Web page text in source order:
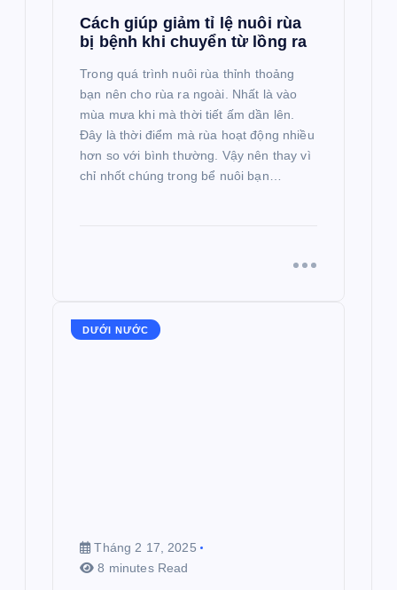
Cách giúp giảm tỉ lệ nuôi rùa
bị bệnh khi chuyển từ lồng ra
Trong quá trình nuôi rùa thỉnh thoảng
bạn nên cho rùa ra ngoài. Nhất là vào
mùa mưa khi mà thời tiết ấm dần lên.
Đây là thời điểm mà rùa hoạt động nhiều
hơn so với bình thường. Vậy nên thay vì
chỉ nhốt chúng trong bể nuôi bạn…
DƯỚI NƯỚC
Tháng 2 17, 2025
8 minutes Read